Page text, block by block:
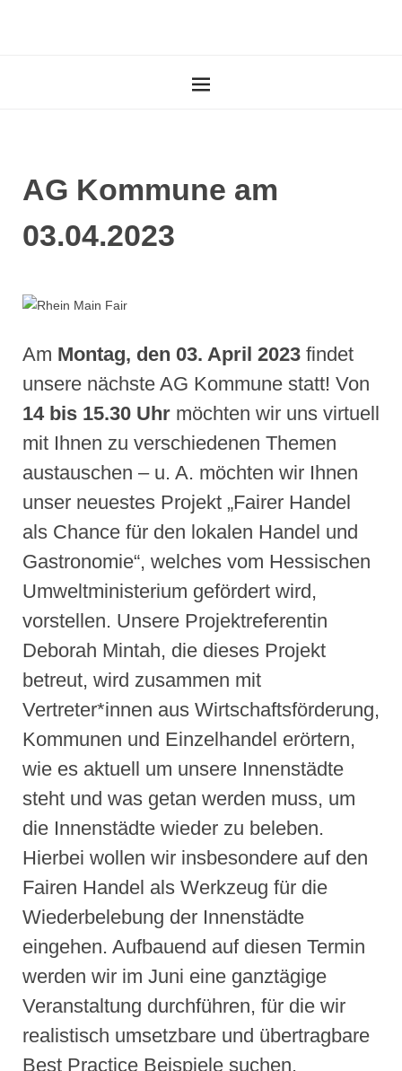
AG Kommune am
03.04.2023
Am Montag, den 03. April 2023 findet
unsere nächste AG Kommune statt! Von
14 bis 15.30 Uhr möchten wir uns virtuell
mit Ihnen zu verschiedenen Themen
austauschen – u. A. möchten wir Ihnen
unser neuestes Projekt „Fairer Handel
als Chance für den lokalen Handel und
Gastronomie“, welches vom Hessischen
Umweltministerium gefördert wird,
vorstellen. Unsere Projektreferentin
Deborah Mintah, die dieses Projekt
betreut, wird zusammen mit
Vertreter*innen aus Wirtschaftsförderung,
Kommunen und Einzelhandel erörtern,
wie es aktuell um unsere Innenstädte
steht und was getan werden muss, um
die Innenstädte wieder zu beleben.
Hierbei wollen wir insbesondere auf den
Fairen Handel als Werkzeug für die
Wiederbelebung der Innenstädte
eingehen. Aufbauend auf diesen Termin
werden wir im Juni eine ganztägige
Veranstaltung durchführen, für die wir
realistisch umsetzbare und übertragbare
Best Practice Beispiele suchen.